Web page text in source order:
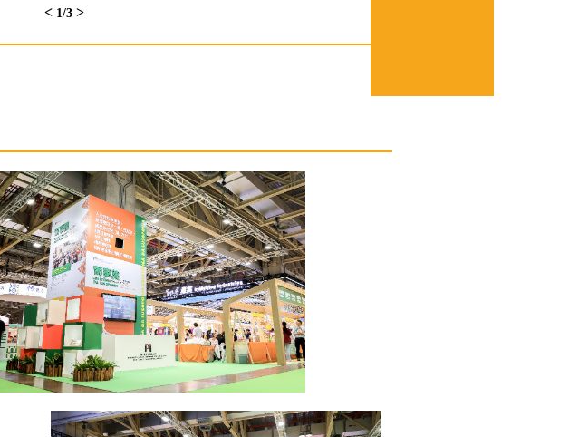
< 2/3 >